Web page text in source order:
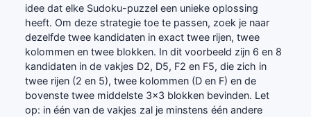
idee dat elke Sudoku-puzzel een unieke oplossing
heeft. Om deze strategie toe te passen, zoek je naar
dezelfde twee kandidaten in exact twee rijen, twee
kolommen en twee blokken. In dit voorbeeld zijn 6 en 8
kandidaten in de vakjes D2, D5, F2 en F5, die zich in
twee rijen (2 en 5), twee kolommen (D en F) en de
bovenste twee middelste 3x3 blokken bevinden. Let
op: in één van de vakjes zal je minstens één andere